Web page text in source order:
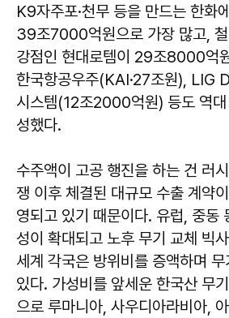
K9자주포·천무 등을 만드는 한화
39조7000억원으로 가장 많고, 철
강점인 현대로템이 29조8000억
한국항공우주(KAI·27조원), LIG
시스템(12조2000억원) 등도 역
성했다.
수주액이 고공 행진을 하는 건 러
쟁 이후 체결된 대규모 수출 계약
영되고 있기 때문이다. 유럽, 중동
성이 확대되고 노후 무기 교체 빅
세계 각국은 방위비를 증액하며
있다. 가성비를 앞세운 한국산 무
으로 루마니아, 사우디아라비아,